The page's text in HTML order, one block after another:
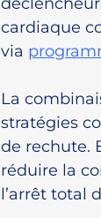
cardiaque
via
La
stratégies
de rechute.
réduire la
l’arrêt total